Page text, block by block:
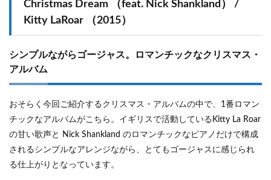
Christmas Dream （feat. Nick Shankland） /
Kitty LaRoar （2015）
シンプルながらゴージャス。ロマンチックなクリスマス・
アルバム
おそらく今回ご紹介するクリスマス・アルバムの中で、1番ロマン
チックなアルバムがこちら。イギリスで活動しているKitty La Roar
の甘い歌声と Nick Shankland のロマンチックなピアノだけで構成
されるシンプルなアレンジながら、とてもゴージャスに感じられ
る仕上がりとなっています。